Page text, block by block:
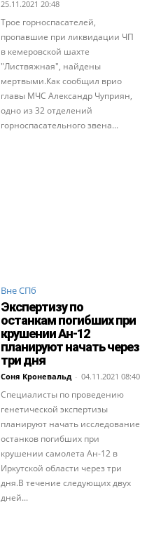
25.11.2021 20:48
Трое горноспасателей,
пропавшие при ликвидации ЧП
в кемеровской шахте
"Листвяжная", найдены
мертвыми.Как сообщил врио
главы МЧС Александр Чуприян,
одно из 32 отделений
горноспасательного звена...
Вне СПб
Экспертизу по
останкам погибших при
крушении Ан-12
планируют начать через
три дня
Соня Кроневальд - 04.11.2021 08:40
Специалисты по проведению
генетической экспертизы
планируют начать исследование
останков погибших при
крушении самолета Ан-12 в
Иркутской области через три
дня.В течение следующих двух
дней...